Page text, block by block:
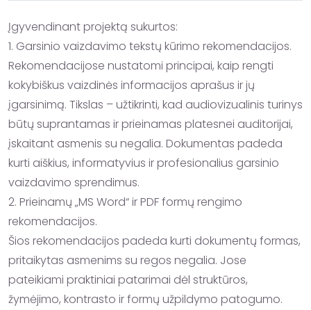
Įgyvendinant projektą sukurtos:
1. Garsinio vaizdavimo tekstų kūrimo rekomendacijos.
Rekomendacijose nustatomi principai, kaip rengti
kokybiškus vaizdinės informacijos aprašus ir jų
įgarsinimą. Tikslas – užtikrinti, kad audiovizualinis turinys
būtų suprantamas ir prieinamas platesnei auditorijai,
įskaitant asmenis su negalia. Dokumentas padeda
kurti aiškius, informatyvius ir profesionalius garsinio
vaizdavimo sprendimus.
2. Prieinamų „MS Word“ ir PDF formų rengimo
rekomendacijos.
Šios rekomendacijos padeda kurti dokumentų formas,
pritaikytas asmenims su regos negalia. Jose
pateikiami praktiniai patarimai dėl struktūros,
žymėjimo, kontrasto ir formų užpildymo patogumo.